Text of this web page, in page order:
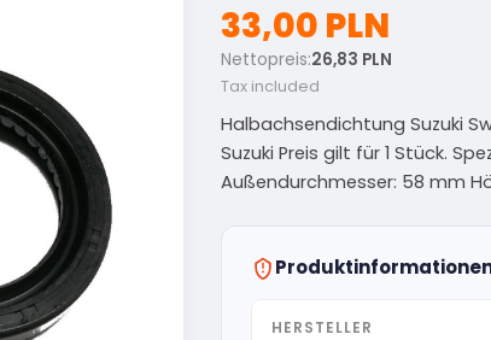
33,00 PLN
Nettopreis:26,83 PLN
Tax included
Halbachsendichtung Suzuki
Suzuki Preis gilt für 1 Stück.
Außendurchmesser: 58 mm
Produktinformationen
HERSTELLER